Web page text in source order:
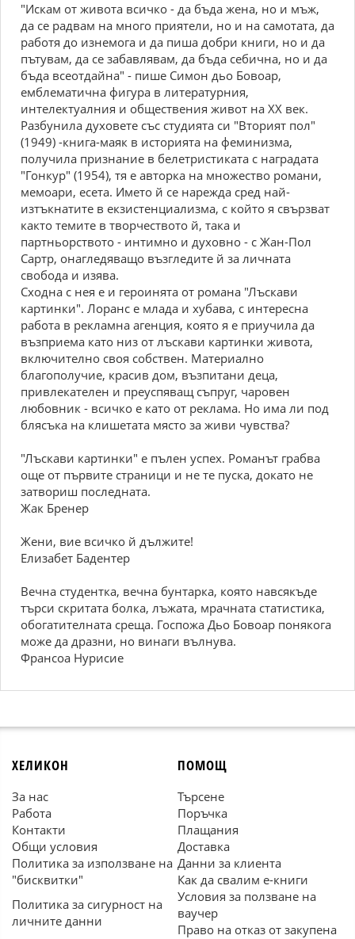
"Искам от живота всичко - да бъда жена, но и мъж,
да се радвам на много приятели, но и на самотата, да
работя до изнемога и да пиша добри книги, но и да
пътувам, да се забавлявам, да бъда себична, но и да
бъда всеотдайна" - пише Симон дьо Бовоар,
емблематична фигура в литературния,
интелектуалния и обществения живот на XX век.
Разбунила духовете със студията си "Вторият пол"
(1949) -книга-маяк в историята на феминизма,
получила признание в белетристиката с наградата
"Гонкур" (1954), тя е авторка на множество романи,
мемоари, есета. Името й се нарежда сред най-
изтъкнатите в екзистенциализма, с който я свързват
както темите в творчеството й, така и
партньорството - интимно и духовно - с Жан-Пол
Сартр, онагледяващо възгледите й за личната
свобода и изява.
Сходна с нея е и героинята от романа "Лъскави
картинки". Лоранс е млада и хубава, с интересна
работа в рекламна агенция, която я е приучила да
възприема като низ от лъскави картинки живота,
включително своя собствен. Материално
благополучие, красив дом, възпитани деца,
привлекателен и преуспяващ съпруг, чаровен
любовник - всичко е като от реклама. Но има ли под
блясъка на клишетата място за живи чувства?
"Лъскави картинки" е пълен успех. Романът грабва
още от първите страници и не те пуска, докато не
затвориш последната.
Жак Бренер
Жени, вие всичко й дължите!
Елизабет Бадентер
Вечна студентка, вечна бунтарка, която навсякъде
търси скритата болка, лъжата, мрачната статистика,
обогатителната среща. Госпожа Дьо Бовоар понякога
може да дразни, но винаги вълнува.
Франсоа Нурисие
ХЕЛИКОН
За нас
Работа
Контакти
Общи условия
Политика за използване на
"бисквитки"
Политика за сигурност на
личните данни
ПОМОЩ
Търсене
Поръчка
Плащания
Доставка
Данни за клиента
Как да свалим е-книги
Условия за ползване на
ваучер
Право на отказ от закупена